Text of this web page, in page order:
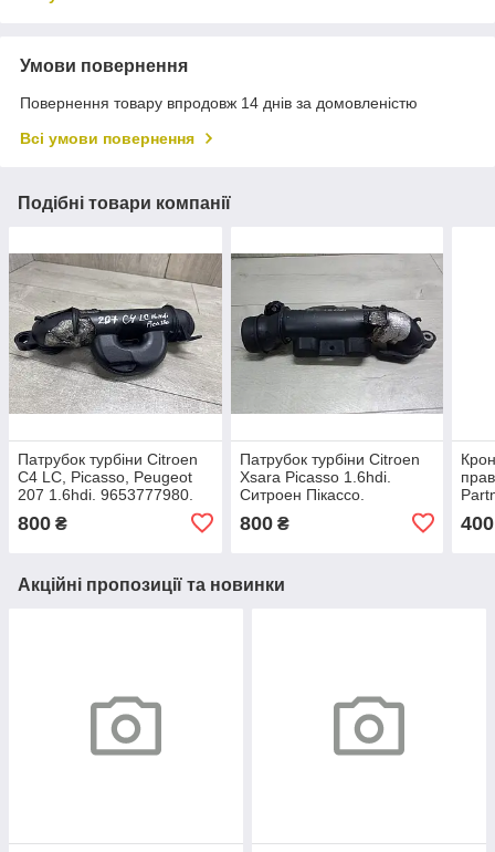
Умови повернення
Повернення товару впродовж 14 днів за домовленістю
Всі умови повернення
Подібні товари компанії
Патрубок турбіни Citroen
C4 LC, Picasso, Peugeot
207 1.6hdi. 9653777980.
800 ₴
Патрубок турбіни Citroen
Xsara Picasso 1.6hdi.
Ситроен Пікассо.
800₴ 400
Акційні пропозиції та новинки